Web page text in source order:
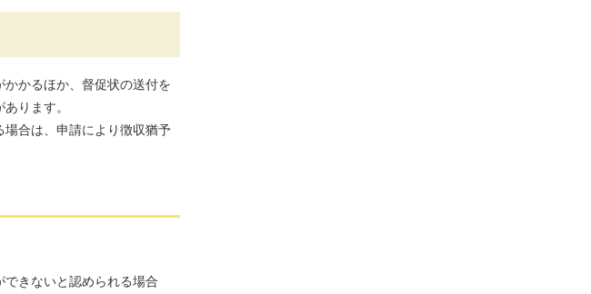
かるほか、督促状の送付を
ります。
場合は、申請により徴収猶予
きないと認められる場合